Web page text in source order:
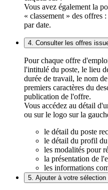
Vous avez également la
« classement » des offres
par date.
4. Consulter les offres
Pour chaque offre
l'intitulé du poste, le lieu
durée de travail, le nom
premiers caractères du
publication de l'offre.
Vous accédez au détail
ou sur le logo sur la
le détail du poste
le détail du profil
les modalités pour
la présentation de
les informations
5. Ajouter à votre